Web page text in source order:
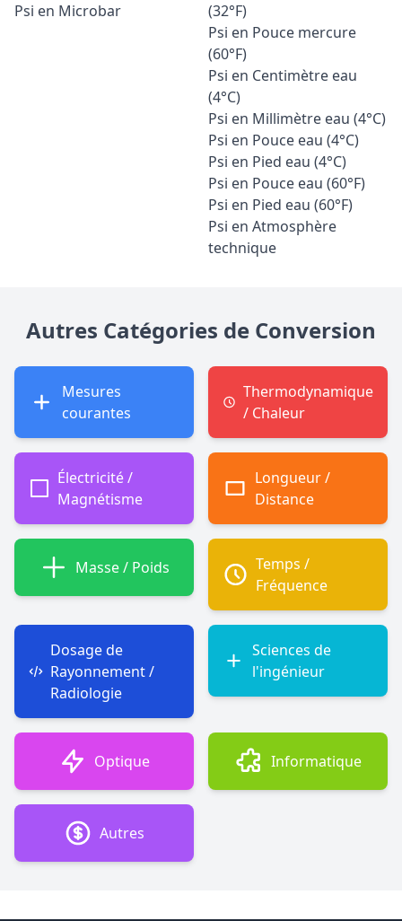
Psi en Microbar
(32°F)
Psi en Pouce mercure
(60°F)
Psi en Centimètre eau
(4°C)
Psi en Millimètre eau (4°C)
Psi en Pouce eau (4°C)
Psi en Pied eau (4°C)
Psi en Pouce eau (60°F)
Psi en Pied eau (60°F)
Psi en Atmosphère
technique
Autres Catégories de Conversion
Mesures
courantes
Thermodynamique
/ Chaleur
Électricité /
Magnétisme
Longueur /
Distance
Masse / Poids
Temps /
Fréquence
Dosage de
Rayonnement /
Radiologie
Sciences de
l'ingénieur
Optique Informatique
Autres